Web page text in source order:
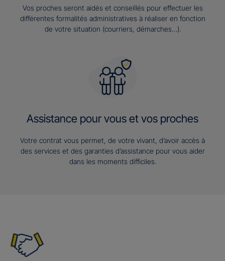
Vos proches seront aidés et conseillés pour effectuer les
différentes formalités administratives à réaliser en fonction
de votre situation (courriers, démarches…).
Assistance pour vous et vos proches
Votre contrat vous permet, de votre vivant, d’avoir accès à
des services et des garanties d’assistance pour vous aider
dans les moments difficiles.